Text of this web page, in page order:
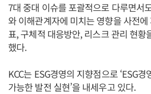
7대 중대 이슈를 포괄적으로 다루면서
와 이해관계자에 미치는 영향을 사전
표, 구체적 대응방안, 리스크 관리 현황
했다.
KCC는 ESG경영의 지향점으로 ‘ESG
가능한 발전 실현’을 내세우고 있다.